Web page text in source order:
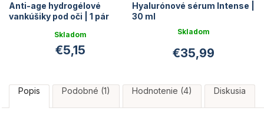
Anti-age hydrogélové
vankúšiky pod oči | 1 pár
Skladom
€5,15
Hyalurónové sérum Intense |
30 ml
hodnotenie
produktu
hviezdičiek.
Skladom
€35,99
Popis Podobné (1) Hodnotenie (4) Diskusia